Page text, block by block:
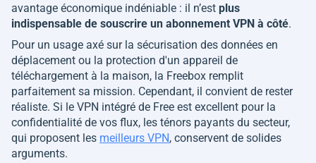
avantage économique indéniable : il n’est plus
indispensable de souscrire un abonnement VPN à côté.
Pour un usage axé sur la sécurisation des données en
déplacement ou la protection d'un appareil de
téléchargement à la maison, la Freebox remplit
parfaitement sa mission. Cependant, il convient de rester
réaliste. Si le VPN intégré de Free est excellent pour la
confidentialité de vos flux, les ténors payants du secteur,
qui proposent les meilleurs VPN, conservent de solides
arguments.